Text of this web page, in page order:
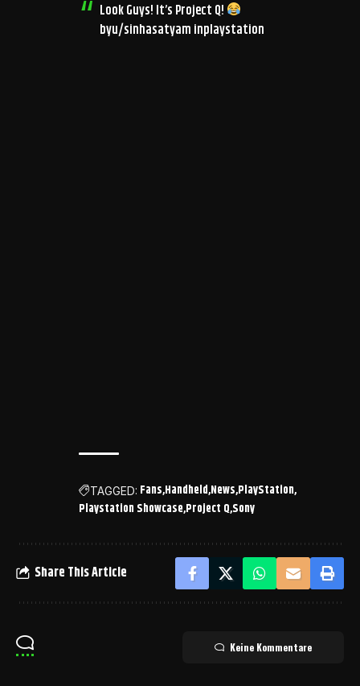
Look Guys! It’s Project Q!
byu/sinhasatyam inplaystation
TAGGED: Fans Handheld News PlayStation
Playstation Showcase Project QSony
Share This Article
Keine Kommentare